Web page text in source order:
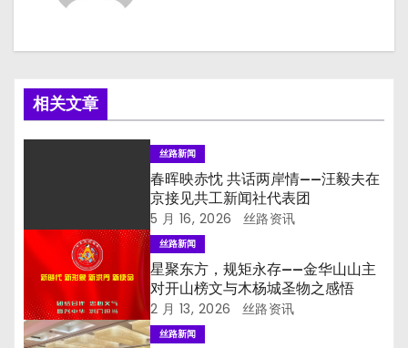
相关文章
丝路新闻
春晖映赤忱 共话两岸情——汪毅夫在
京接见共工新闻社代表团
5 月 16, 2026 丝路资讯
丝路新闻
星聚东方，规矩永存——金华山山主
对开山榜文与木杨城圣物之感悟
2 月 13, 2026 丝路资讯
丝路新闻